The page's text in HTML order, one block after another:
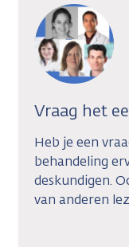
Vraag het
Heb je een
behandeling
deskundigen.
van anderen